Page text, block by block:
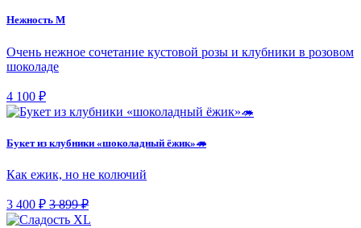
Нежность М
Очень нежное сочетание кустовой розы и клубники в розовом
шоколаде
4 100 ₽
Букет из клубники «шоколадный ёжик»🦔
Как ежик, но не колючий
3 400 ₽ 3 899 ₽